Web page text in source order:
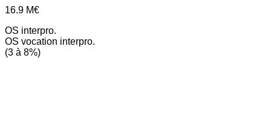
16.9 M€
OS interpro.
OS vocation interpro.
(3 à 8%)